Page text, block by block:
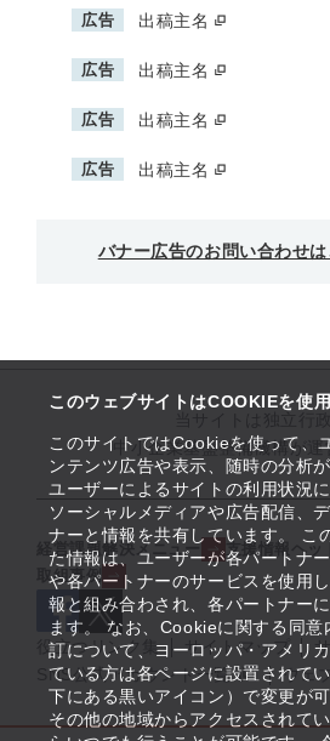
このウェブサイトはCOOKIEを使
このサイトではCookieを使って、
ンテンツ広告や表示、随時の分析
ユーザーによるサイトの利用状況
ソーシャルメディアや広告配信、
ナーと情報を共有しています。 こ
た情報は、ユーザーが各パートナ
や各パートナーのサービスを使用
報と組み合わされ、各パートナー
ます。 なお、Cookieに関する同意
訂について、ヨーロッパ・アメリ
ている方は各ページに設置されて
下にある黒いアイコン）で変更が
その他の地域からアクセスされて
広告 出稿主名
広告 出稿主名
広告 出稿主名
広告 出稿主名
バナー広告のお問い合わせ
中小企業基盤整備機構が
経営課題解決メニュー 支援情報ヘッ
取組事例
役立つリンク集 サイトマップ
SNS公式アカウント一覧
ウェ